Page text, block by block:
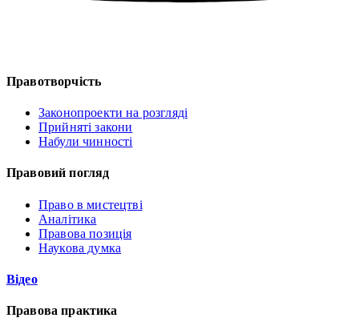
Правотворчість
Законопроекти на розгляді
Прийняті закони
Набули чинності
Правовий погляд
Право в мистецтві
Аналітика
Правова позиція
Наукова думка
Відео
Правова практика